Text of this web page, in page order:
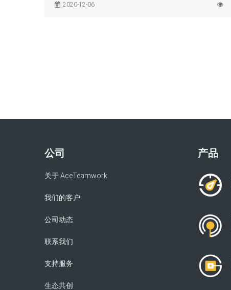
2020-12-06
公司
关于 AceTeamwork
我们的客户
公司动态
联系我们
支持服务
生态共创
产品